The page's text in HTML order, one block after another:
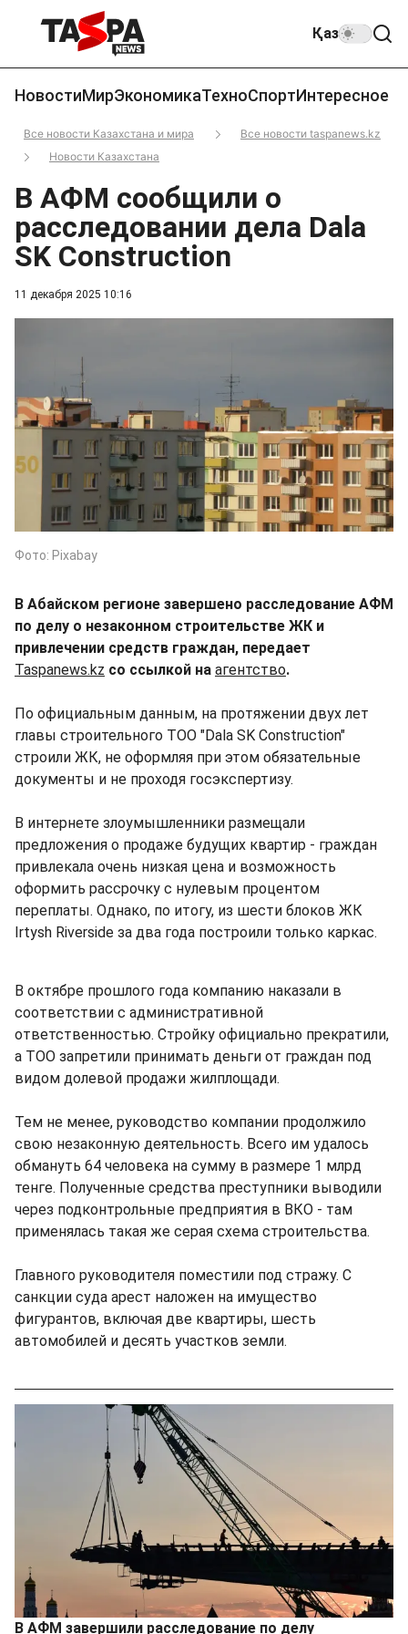
Қаз
НовостиМирЭкономикаТехноСпортИнтересное
Все новости Казахстана и мира
Все новости taspanews.kz
Новости Казахстана
11 декабря 2025 10:16
В АФМ сообщили о
расследовании дела Dala
SK Construction
Фото: Pixabay
В Абайском регионе завершено расследование АФМ
по делу о незаконном строительстве ЖК и
привлечении средств граждан, передает
Taspanews.kz со ссылкой на агентство.
По официальным данным, на протяжении двух лет
главы строительного ТОО "Dala SK Construction"
строили ЖК, не оформляя при этом обязательные
документы и не проходя госэкспертизу.
В интернете злоумышленники размещали
предложения о продаже будущих квартир - граждан
привлекала очень низкая цена и возможность
оформить рассрочку с нулевым процентом
переплаты. Однако, по итогу, из шести блоков ЖК
Irtysh Riverside за два года построили только каркас.
В октябре прошлого года компанию наказали в
соответствии с административной
ответственностью. Стройку официально прекратили,
а ТОО запретили принимать деньги от граждан под
видом долевой продажи жилплощади.
Тем не менее, руководство компании продолжило
свою незаконную деятельность. Всего им удалось
обмануть 64 человека на сумму в размере 1 млрд
тенге. Полученные средства преступники выводили
через подконтрольные предприятия в ВКО - там
применялась такая же серая схема строительства.
Главного руководителя поместили под стражу. С
санкции суда арест наложен на имущество
фигурантов, включая две квартиры, шесть
автомобилей и десять участков земли.
В АФМ завершили расследование по делу